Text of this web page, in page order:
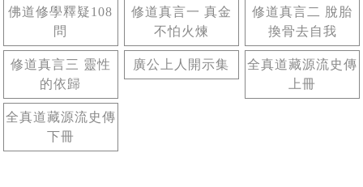
佛道修學釋疑108
問
修道真言一 真金
不怕火煉
修道真言二 脫胎
換骨去自我
修道真言三 靈性
的依歸
廣公上人開示集
全真道藏源流史傳
上冊
全真道藏源流史傳
下冊